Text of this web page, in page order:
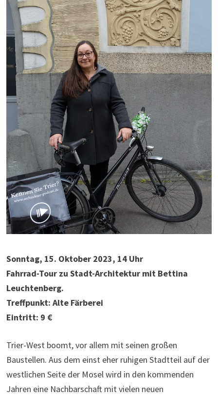
Sonntag, 15. Oktober 2023, 14 Uhr
Fahrrad-Tour zu Stadt-Architektur mit Bettina
Leuchtenberg.
Treffpunkt: Alte Färberei
Eintritt: 9 €
Trier-West boomt, vor allem mit seinen großen
Baustellen. Aus dem einst eher ruhigen Stadtteil auf der
westlichen Seite der Mosel wird in den kommenden
Jahren eine Nachbarschaft mit vielen neuen